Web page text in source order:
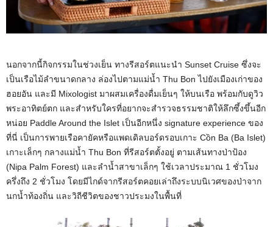
นอกจากนี้กิจกรรมในช่วงเย็น ทางรีสอร์ตแนะนำ Sunset Cruise ซึ่งจะ
เป็นเรือไม้ลำขนาดกลาง ล่องไปตามแม่น้ำ Thu Bon ไปยังเมืองเก่าของ
ฮอยอัน และมี Mixologist มาผสมเครื่องดื่มเย็นๆ ให้บนเรือ พร้อมกับดูวิว
พระอาทิตย์ตก และสำหรับใครที่อยากจะสำรวจธรรมชาติให้ลึกซึ้งขึ้นอีก
หน่อย Paddle Around the Islet เป็นอีกหนึ่ง signature experience ของ
ที่นี่ เป็นการพายเรือคายัคหรือแพดเดิลบอร์ดรอบเกาะ Cồn Ba (Ba Islet)
เกาะเล็กๆ กลางแม่น้ำ Thu Bon ที่รีสอร์ตตั้งอยู่ ตามเส้นทางป่าป้อง
(Nipa Palm Forest) และลำน้ำสาขาเล็กๆ ใช้เวลาประมาณ 1 ชั่วโมง
ครึ่งถึง 2 ชั่วโมง โดยมีไกด์จากรีสอร์ตคอยเล่าถึงระบบนิเวศของป่าจาก
นกน้ำท้องถิ่น และวิถีชีวิตของชาวประมงในพื้นที่